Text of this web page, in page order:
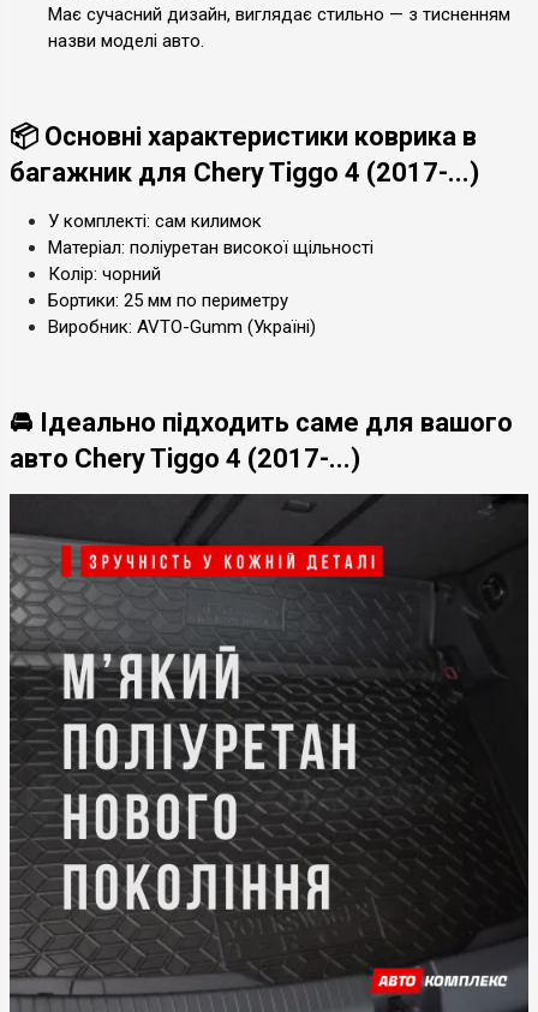
Має сучасний дизайн, виглядає стильно — з тисненням
назви моделі авто.
📦 Основні характеристики коврика в
багажник для Chery Tiggo 4 (2017-...)
У комплекті: сам килимок
Матеріал: поліуретан високої щільності
Колір: чорний
Бортики: 25 мм по периметру
Виробник: AVTO-Gumm (Україні)
🚘 Ідеально підходить саме для вашого
авто Chery Tiggo 4 (2017-...)